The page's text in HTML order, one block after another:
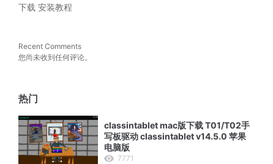
下载 安装教程
Recent Comments
您尚未收到任何评论。
热门
classintablet mac版下载 T01/T02手
写板驱动 classintablet v14.5.0 苹果
电脑版
7771